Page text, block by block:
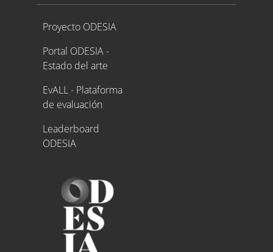
Proyecto ODESIA
Proyecto ODESIA
Portal ODESIA -
Estado del arte
EvALL - Plataforma
de evaluación
Leaderboard
ODESIA